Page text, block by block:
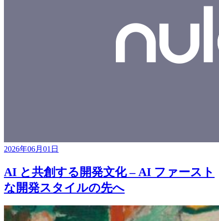
2026年06月01日
AI と共創する開発文化 – AI ファースト
な開発スタイルの先へ